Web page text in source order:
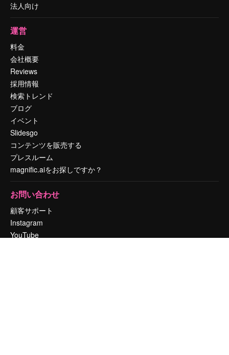
法人向け
運営
料金
会社概要
Reviews
採用情報
検索トレンド
ブログ
イベント
Slidesgo
コンテンツを販売する
プレスルーム
magnific.aiをお探しですか？
お問い合わせ
顧客サポート
Instagram
YouTube